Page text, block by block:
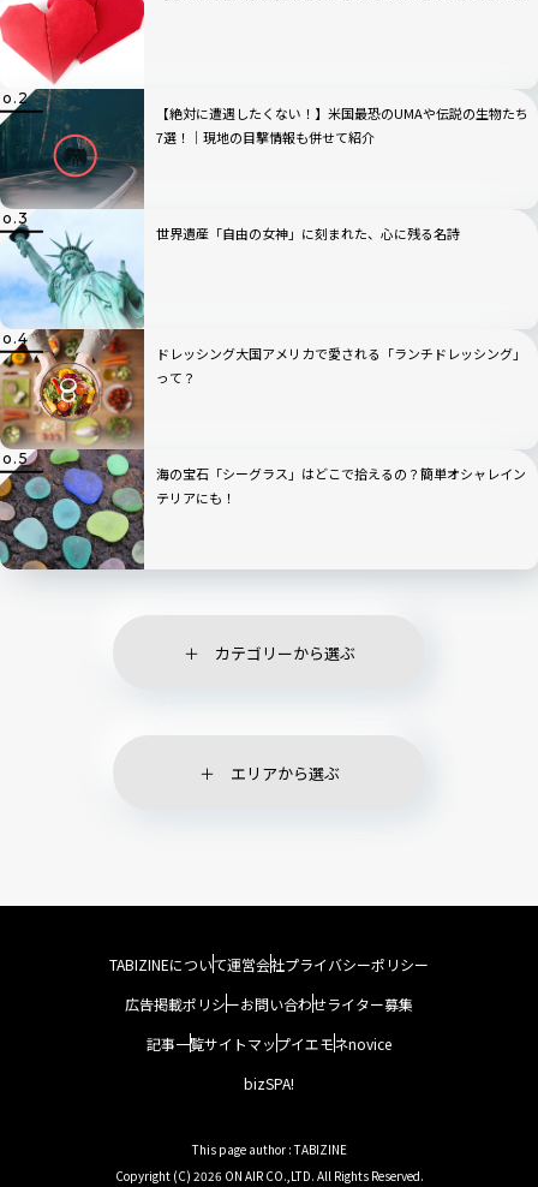
【絶対に遭遇したくない！】米国最恐のUMAや伝説の生物たち
7選！│現地の目撃情報も併せて紹介
世界遺産「自由の女神」に刻まれた、心に残る名詩
ドレッシング大国アメリカで愛される「ランチドレッシング」
って？
海の宝石「シーグラス」はどこで拾えるの？簡単オシャレイン
テリアにも！
カテゴリーから選ぶ
エリアから選ぶ
TABIZINEについて運営会社プライバシーポリシー
広告掲載ポリシーお問い合わせライター募集
記事一覧サイトマップイエモネnovice
bizSPA!
This page author : TABIZINE
Copyright (C) 2026 ON AIR CO.,LTD. All Rights Reserved.